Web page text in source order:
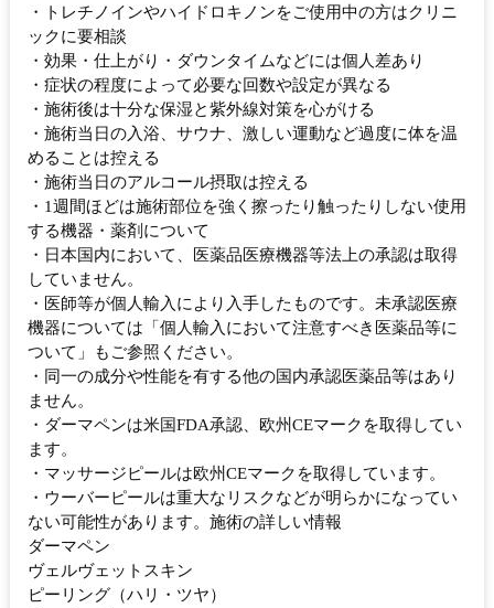
・トレチノインやハイドロキノンをご使用中の方はクリニ
ックに要相談
・効果・仕上がり・ダウンタイムなどには個人差あり
・症状の程度によって必要な回数や設定が異なる
・施術後は十分な保湿と紫外線対策を心がける
・施術当日の入浴、サウナ、激しい運動など過度に体を温
めることは控える
・施術当日のアルコール摂取は控える
・1週間ほどは施術部位を強く擦ったり触ったりしない使用
する機器・薬剤について
・日本国内において、医薬品医療機器等法上の承認は取得
していません。
・医師等が個人輸入により入手したものです。未承認医療
機器については「個人輸入において注意すべき医薬品等に
ついて」もご参照ください。
・同一の成分や性能を有する他の国内承認医薬品等はあり
ません。
・ダーマペンは米国FDA承認、欧州CEマークを取得してい
ます。
・マッサージピールは欧州CEマークを取得しています。
・ウーバーピールは重大なリスクなどが明らかになってい
ない可能性があります。施術の詳しい情報
ダーマペン
ヴェルヴェットスキン
ピーリング（ハリ・ツヤ）